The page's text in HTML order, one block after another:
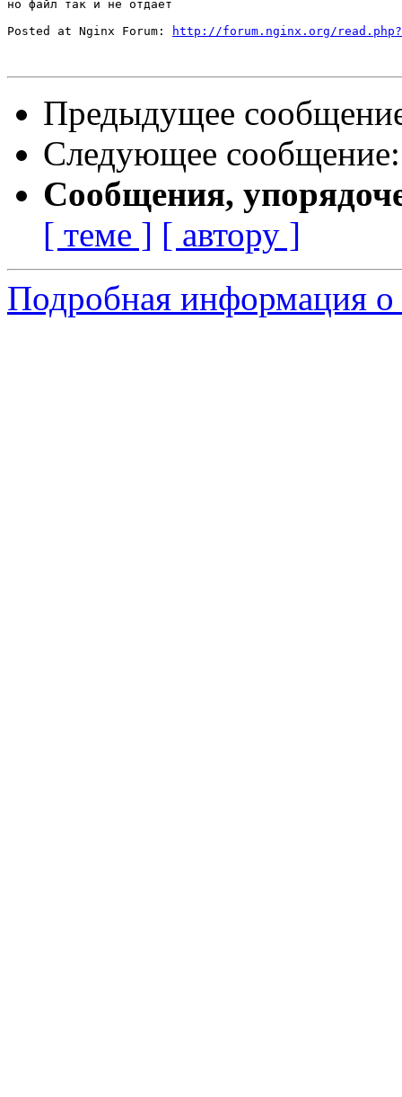
но файл так и не отдает
Posted at Nginx Forum:
http://forum.nginx.org/
Предыдущее
Следующее
Сообщения,
[ теме ] [ автору ]
Подробная информация